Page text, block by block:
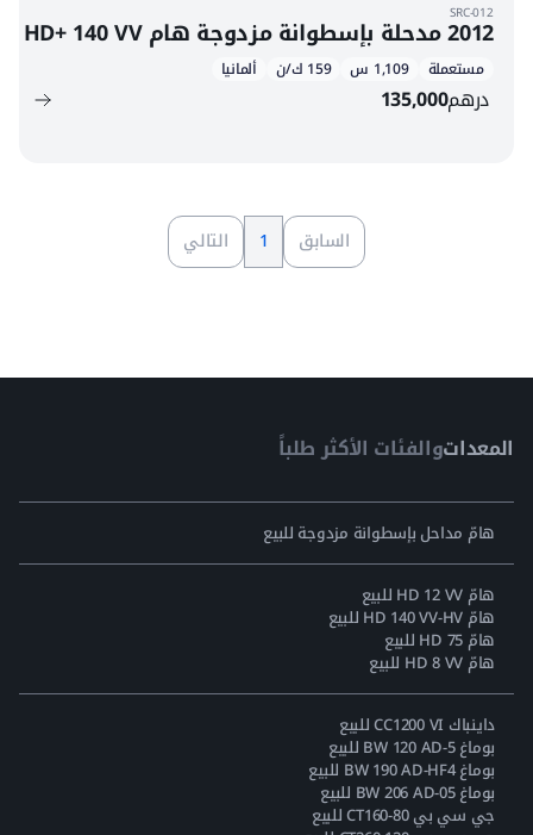
SRC-012
2012 مدحلة بإسطوانة مزدوجة هام HD+ 140 VV
مستعملة 1,109 س 159 ك/ن ألمانيا
درهم135,000
السابق 1 التالي
المعداتوالفئات الأكثر طلباً
هامّ مداحل بإسطوانة مزدوجة للبيع
هامّ HD 12 VV للبيع
هامّ HD 140 VV-HV للبيع
هامّ HD 75 للبيع
هامّ HD 8 VV للبيع
داينباك CC1200 VI للبيع
بوماغ BW 120 AD-5 للبيع
بوماغ BW 190 AD-HF4 للبيع
بوماغ BW 206 AD-05 للبيع
جي سي بي CT160-80 للبيع